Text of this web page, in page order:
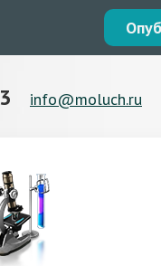
info@moluch.ru